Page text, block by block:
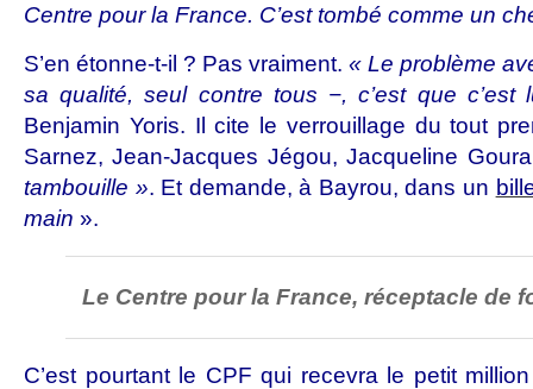
Centre pour la France. C’est tombé comme un
S’en étonne-t-il ? Pas vraiment. « Le problème
sa qualité, seul contre tous −, c’est que c’est
Benjamin Yoris. Il cite le verrouillage du tout
Sarnez, Jean-Jacques Jégou, Jacqueline
tambouille ». Et demande, à Bayrou, dans un
main ».
Le Centre pour la France, réceptacle de
C’est pourtant le CPF qui recevra le petit